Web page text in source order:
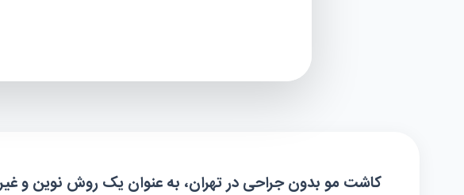
کاشت مو بدون جراحی در تهران، به عنوان یک روش نوین و